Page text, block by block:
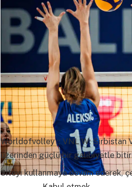
Worldofvolley :: VNL W: Sırbistan
üzerinden güçlü bir galibiyetle
Siteyi kullanmaya devam ederek,